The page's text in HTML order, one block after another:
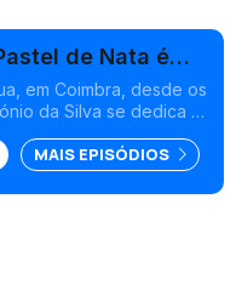
de Nata é
Newark
em Coimbra, desde os
da Silva se dedica à
de Canela, que
diariamente as suas
de pastel de nata que
MAIS EPISÓDIOS